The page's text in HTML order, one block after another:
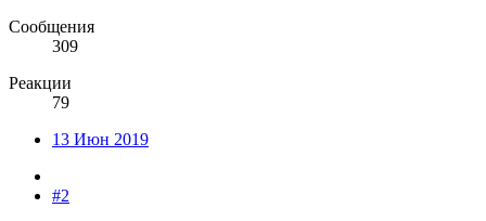
Сообщения
309
Реакции
79
13 Июн 2019
#2